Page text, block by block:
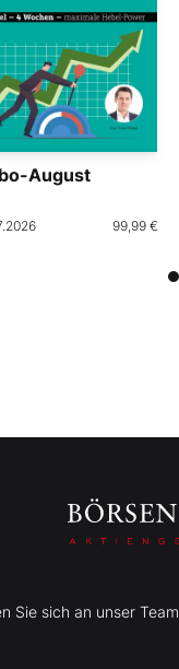
August
99,99 €
Sie sich an unser